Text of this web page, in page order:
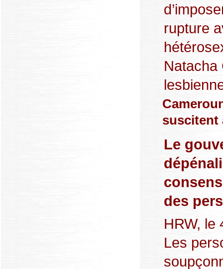
rupture
Natacha
suscitent
Le
des
HRW, le
Les